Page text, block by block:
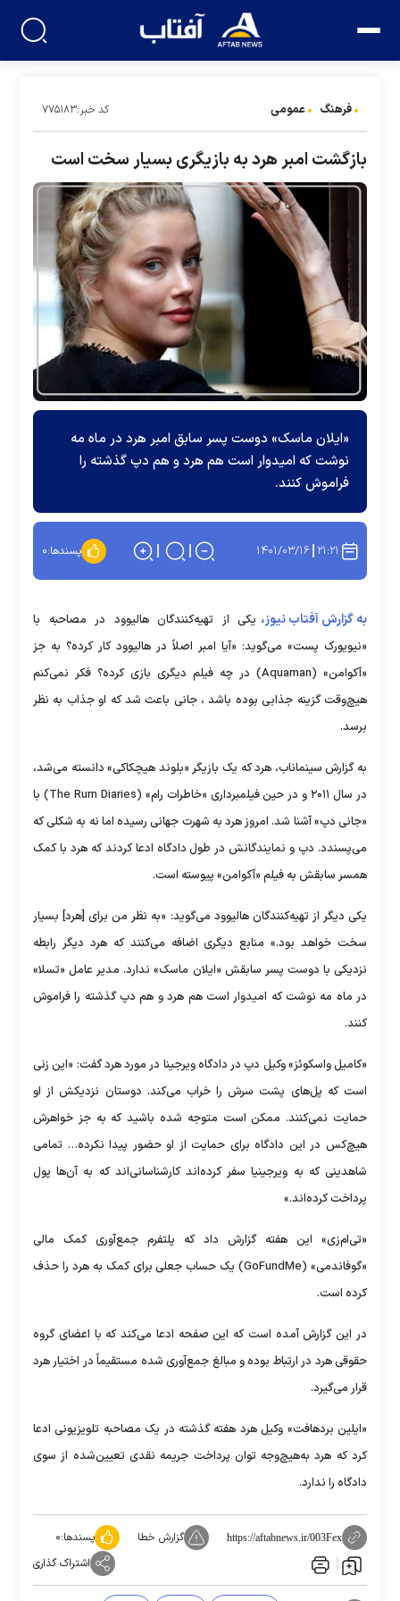
فرهنگ عمومی کد خبر:۷۷۵۱۸۳
بازگشت امبر هرد به بازیگری بسیار سخت است
«ایلان ماسک» دوست پسر سابق امبر هرد در ماه مه
نوشت که امیدوار است هم هرد و هم دپ گذشته را
فراموش کنند.
۲۱:۲۱ ۱۴۰۱/۰۳/۱۶ پسندها:۰
به گزارش آفتاب نیوز، یکی از تهیه‌کنندگان هالیوود در مصاحبه با
«نیویورک پست» می‌گوید: «آیا امبر اصلاً در هالیوود کار کرده؟ به جز
«آکوامن» (Aquaman) در چه فیلم دیگری بازی کرده؟ فکر نمی‌کنم
هیچ‌وقت گزینه جذابی بوده باشد ، جانی باعث شد که او جذاب به نظر
برسد.
به گزارش سینماناب، هرد که یک بازیگر «بلوند هیچکاکی» دانسته می‌شد،
در سال ۲۰۱۱ و در حین فیلمبرداری «خاطرات رام» (The Rum Diaries) با
«جانی دپ» آشنا شد. امروز هرد به شهرت جهانی رسیده اما نه به شکلی که
می‌پسندد. دپ و نمایندگانش در طول دادگاه ادعا کردند که هرد با کمک
همسر سابقش به فیلم «آکوامن» پیوسته است.
یکی دیگر از تهیه‌کنندگان هالیوود می‌گوید:‌ «به نظر من برای [هرد] بسیار
سخت خواهد بود.» منابع دیگری اضافه می‌کنند که هرد دیگر رابطه
نزدیکی با دوست پسر سابقش «ایلان ماسک» ندارد. مدیر عامل «تسلا»
در ماه مه نوشت که امیدوار است هم هرد و هم دپ گذشته را فراموش
کنند.
«کامیل واسکوئز» وکیل دپ در دادگاه ویرجینا در مورد هرد گفت: «این زنی
است که پل‌های پشت سرش را خراب می‌کند. دوستان نزدیکش از او
حمایت نمی‌کنند. ممکن است متوجه شده باشید که به جز خواهرش
هیچ‌کس در این دادگاه برای حمایت از او حضور پیدا نکرده… تمامی
شاهدینی که به ویرجینیا سفر کرده‌اند کارشناسانی‌اند که به آن‌ها پول
پرداخت کرده‌اند.»
«تی‌ام‌زی» این هفته گزارش داد که پلتفرم جمع‌آوری کمک مالی
«گوفاندمی» (GoFundMe) یک حساب جعلی برای کمک به هرد را حذف
کرده است.
در این گزارش آمده است که این صفحه ادعا می‌کند که با اعضای گروه
حقوقی هرد در ارتباط بوده و مبالغ جمع‌آوری شده مستقیماً در اختیار هرد
قرار می‌گیرد.
«ایلین بردهافت» وکیل هرد هفته گذشته در یک مصاحبه تلویزیونی ادعا
کرد که هرد به‌هیچ‌وجه توان پرداخت جریمه نقدی تعیین‌شده از سوی
دادگاه را ندارد.
https://aftabnews.ir/003Fex گزارش خطا پسندها:۰
اشتراک گذاری